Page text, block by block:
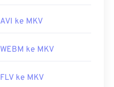
AVI ke MKV
WEBM ke MKV
FLV ke MKV